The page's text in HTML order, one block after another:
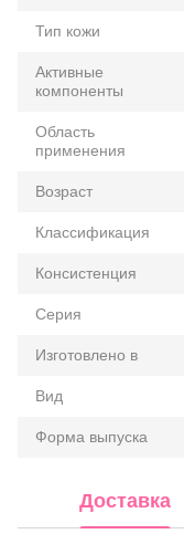
Тип кожи
Активные
компоненты
Область
применения
Возраст
Классификация
Консистенция
Серия
Изготовлено в
Вид
Форма выпуска
Доставка